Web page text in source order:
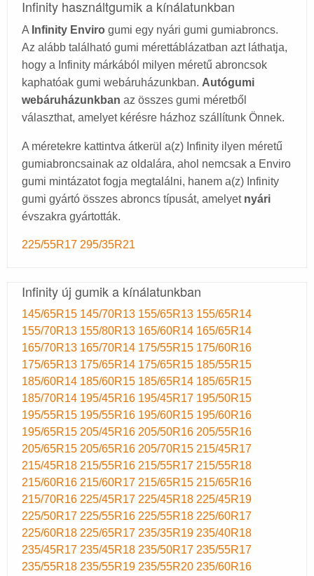
Infinity használtgumik a kínálatunkban
A Infinity Enviro gumi egy nyári gumi gumiabroncs.
Az alább található gumi mérettáblázatban azt láthatja,
hogy a Infinity márkából milyen méretű abroncsok
kaphatóak gumi webáruházunkban. Autógumi
webáruházunkban az összes gumi méretből
választhat, amelyet kérésre házhoz szállítunk Önnek.
A méretekre kattintva átkerül a(z) Infinity ilyen méretű
gumiabroncsainak az oldalára, ahol nemcsak a Enviro
gumi mintázatot fogja megtalálni, hanem a(z) Infinity
gumi gyártó összes abroncs típusát, amelyet nyári
évszakra gyártották.
225/55R17 295/35R21
Infinity új gumik a kínálatunkban
145/65R15 145/70R13 155/65R13 155/65R14
155/70R13 155/80R13 165/60R14 165/65R14
165/70R13 165/70R14 175/55R15 175/60R16
175/65R13 175/65R14 175/65R15 185/55R15
185/60R14 185/60R15 185/65R14 185/65R15
185/70R14 195/45R16 195/45R17 195/50R15
195/55R15 195/55R16 195/60R15 195/60R16
195/65R15 205/45R16 205/50R16 205/55R16
205/65R15 205/65R16 205/70R15 215/45R17
215/45R18 215/55R16 215/55R17 215/55R18
215/60R16 215/60R17 215/65R15 215/65R16
215/70R16 225/45R17 225/45R18 225/45R19
225/50R17 225/55R16 225/55R18 225/60R17
225/60R18 225/65R17 235/35R19 235/40R18
235/45R17 235/45R18 235/50R17 235/55R17
235/55R18 235/55R19 235/55R20 235/60R16